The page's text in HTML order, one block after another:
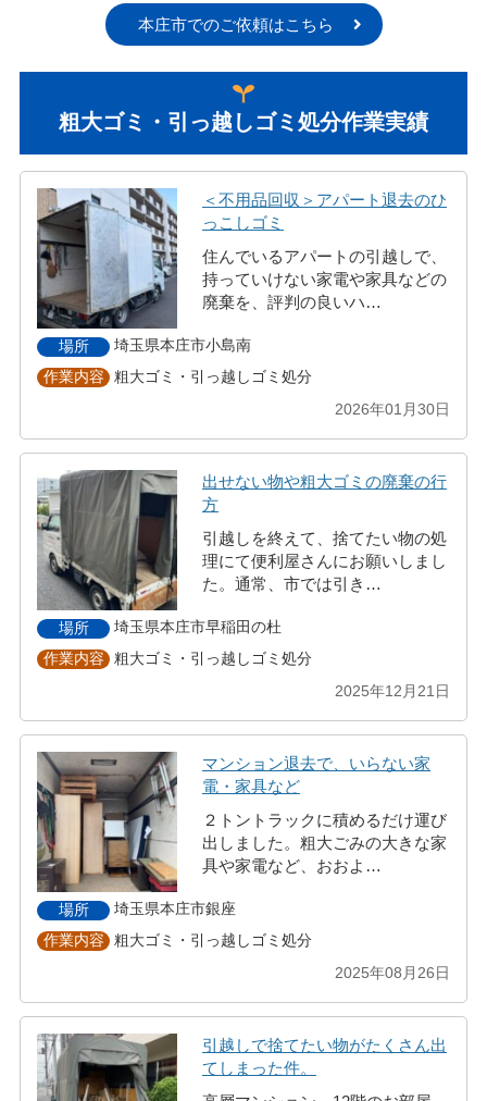
本庄市でのご依頼はこちら
粗大ゴミ・引っ越しゴミ処分作業実績
＜不用品回収＞アパート退去のひ
っこしゴミ
住んでいるアパートの引越しで、
持っていけない家電や家具などの
廃棄を、評判の良いハ…
場所
埼玉県本庄市小島南
作業内容
粗大ゴミ・引っ越しゴミ処分
2026年01月30日
出せない物や粗大ゴミの廃棄の行
方
引越しを終えて、捨てたい物の処
理にて便利屋さんにお願いしまし
た。通常、市では引き…
場所
埼玉県本庄市早稲田の杜
作業内容
粗大ゴミ・引っ越しゴミ処分
2025年12月21日
マンション退去で、いらない家
電・家具など
２トントラックに積めるだけ運び
出しました。粗大ごみの大きな家
具や家電など、おおよ…
場所
埼玉県本庄市銀座
作業内容
粗大ゴミ・引っ越しゴミ処分
2025年08月26日
引越しで捨てたい物がたくさん出
てしまった件。